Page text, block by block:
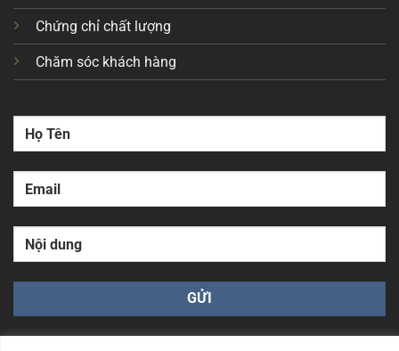
Chứng chỉ chất lượng
Chăm sóc khách hàng